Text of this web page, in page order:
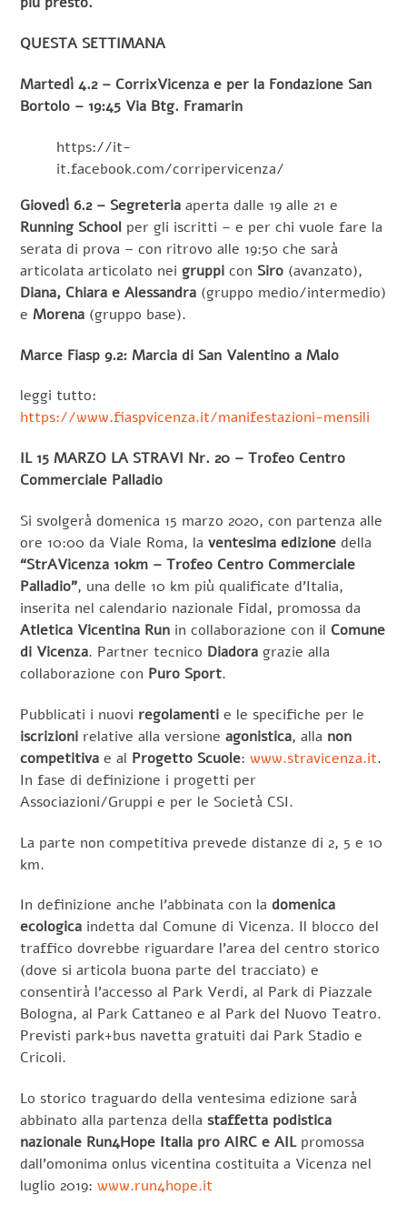
QUESTA SETTIMANA
Martedì 4.2 – CorrixVicenza e per la Fondazione San
Bortolo – 19:45 Via Btg. Framarin
https://it-
it.facebook.com/corripervicenza/
Giovedì 6.2 – Segreteria aperta dalle 19 alle 21 e
Running School per gli iscritti – e per chi vuole fare la
serata di prova – con ritrovo alle 19:50 che sarà
articolata articolato nei gruppi con Siro (avanzato),
Diana, Chiara e Alessandra (gruppo medio/intermedio)
eMorena (gruppo base).
Marce Fiasp 9.2: Marcia di San Valentino a Malo
leggi tutto:
https://www.fiaspvicenza.it/manifestazioni-mensili
IL 15 MARZO LA STRAVI Nr. 20 – Trofeo Centro
Commerciale Palladio
Si svolgerà domenica 15 marzo 2020, con partenza alle
ore 10:00 da Viale Roma, laventesima edizione della
“StrAVicenza 10km – Trofeo Centro Commerciale
Palladio”, una delle 10 km più qualificate d’Italia,
inserita nel calendario nazionale Fidal, promossa da
Atletica Vicentina Run in collaborazione con il Comune
di Vicenza. Partner tecnico Diadora grazie alla
collaborazione con Puro Sport.
Pubblicati i nuovi regolamenti e le specifiche per le
iscrizioni relative alla versioneagonistica, alla non
competitiva e al Progetto Scuole:www.stravicenza.it.
In fase di definizione i progetti per
Associazioni/Gruppi e per le Società CSI.
La parte non competitiva prevede distanze di 2, 5 e 10
km.
In definizione anche l’abbinata con ladomenica
ecologica indetta dal Comune di Vicenza. Il blocco del
traffico dovrebbe riguardare l’area del centro storico
(dove si articola buona parte del tracciato) e
consentirà l’accesso al Park Verdi, al Park di Piazzale
Bologna, al Park Cattaneo e al Park del Nuovo Teatro.
Previsti park+bus navetta gratuiti dai Park Stadio e
Cricoli.
Lo storico traguardo della ventesima edizione sarà
abbinato alla partenza della staffetta podistica
nazionale Run4Hope Italia pro AIRC e AILpromossa
dall’omonima onlus vicentina costituita a Vicenza nel
luglio 2019:www.run4hope.it